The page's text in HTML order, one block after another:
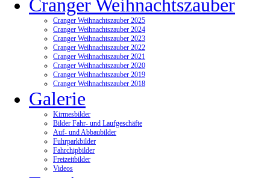
Cranger Weihnachtszauber
Cranger Weihnachtszauber 2025
Cranger Weihnachtszauber 2024
Cranger Weihnachtszauber 2023
Cranger Weihnachtszauber 2022
Cranger Weihnachtszauber 2021
Cranger Weihnachtszauber 2020
Cranger Weihnachtszauber 2019
Cranger Weihnachtszauber 2018
Galerie
Kirmesbilder
Bilder Fahr- und Laufgeschäfte
Auf- und Abbaubilder
Fuhrparkbilder
Fahrchipbilder
Freizeitbilder
Videos